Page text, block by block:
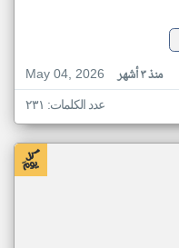
May 04, 2026
منذ ٣ أشهر
عدد الكلمات: ٢٣١